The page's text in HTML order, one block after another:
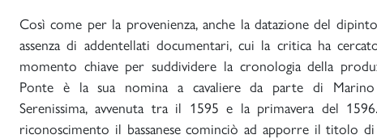
Così come per la provenienza, anche la datazione del
assenza di addentellati documentari, cui la critica ha
momento chiave per suddividere la cronologia della
Ponte è la sua nomina a cavaliere da parte di
Serenissima, avvenuta tra il 1595 e la primavera del
riconoscimento il bassanese cominciò ad apporre il titolo di